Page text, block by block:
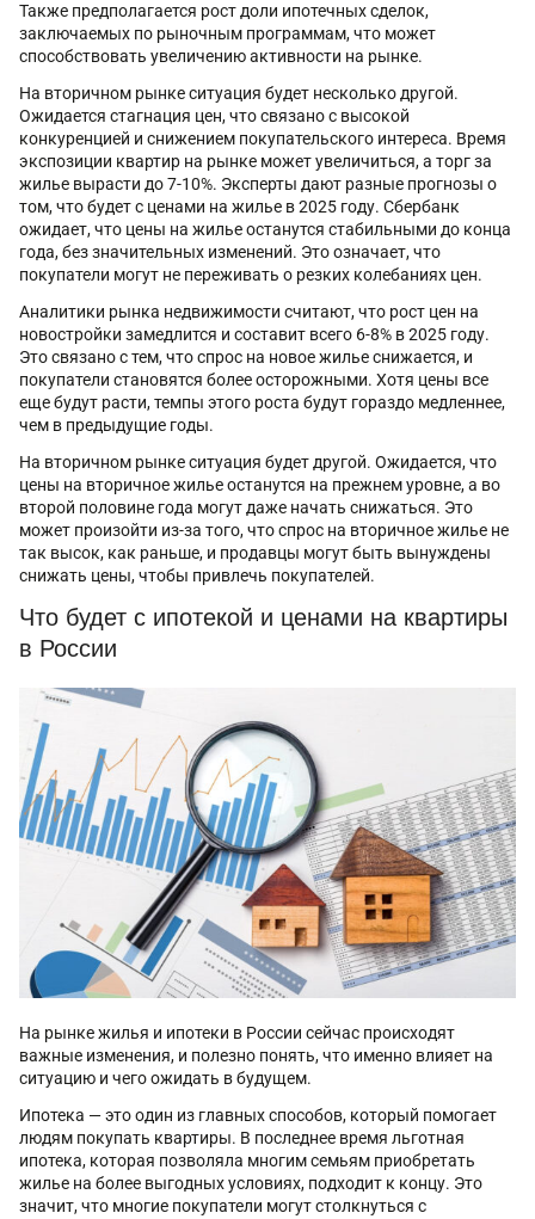
Также предполагается рост доли ипотечных сделок,
заключаемых по рыночным программам, что может
способствовать увеличению активности на рынке.
На вторичном рынке ситуация будет несколько другой.
Ожидается стагнация цен, что связано с высокой
конкуренцией и снижением покупательского интереса. Время
экспозиции квартир на рынке может увеличиться, а торг за
жилье вырасти до 7-10%. Эксперты дают разные прогнозы о
том, что будет с ценами на жилье в 2025 году. Сбербанк
ожидает, что цены на жилье останутся стабильными до конца
года, без значительных изменений. Это означает, что
покупатели могут не переживать о резких колебаниях цен.
Аналитики рынка недвижимости считают, что рост цен на
новостройки замедлится и составит всего 6-8% в 2025 году.
Это связано с тем, что спрос на новое жилье снижается, и
покупатели становятся более осторожными. Хотя цены все
еще будут расти, темпы этого роста будут гораздо медленнее,
чем в предыдущие годы.
На вторичном рынке ситуация будет другой. Ожидается, что
цены на вторичное жилье останутся на прежнем уровне, а во
второй половине года могут даже начать снижаться. Это
может произойти из-за того, что спрос на вторичное жилье не
так высок, как раньше, и продавцы могут быть вынуждены
снижать цены, чтобы привлечь покупателей.
Что будет с ипотекой и ценами на квартиры
в России
На рынке жилья и ипотеки в России сейчас происходят
важные изменения, и полезно понять, что именно влияет на
ситуацию и чего ожидать в будущем.
Ипотека — это один из главных способов, который помогает
людям покупать квартиры. В последнее время льготная
ипотека, которая позволяла многим семьям приобретать
жилье на более выгодных условиях, подходит к концу. Это
значит, что многие покупатели могут столкнуться с